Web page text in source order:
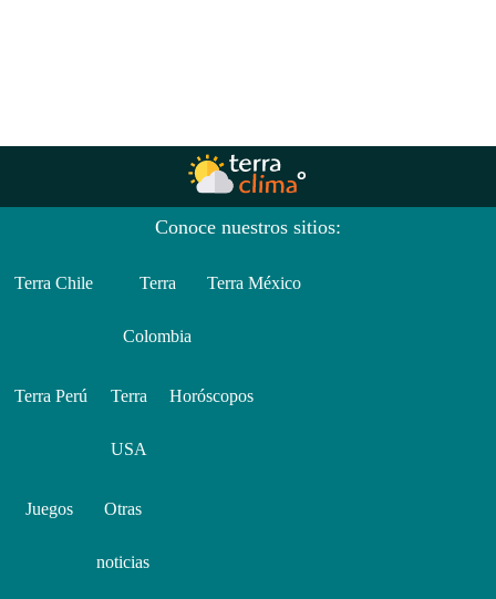
Conoce nuestros sitios:
Terra Chile Terra
Colombia
Terra México
Terra Perú Terra
USA
Horóscopos
Juegos Otras
noticias